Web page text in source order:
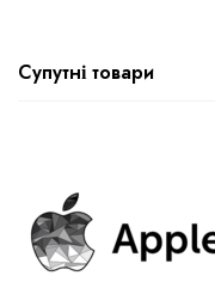
Супутні товари